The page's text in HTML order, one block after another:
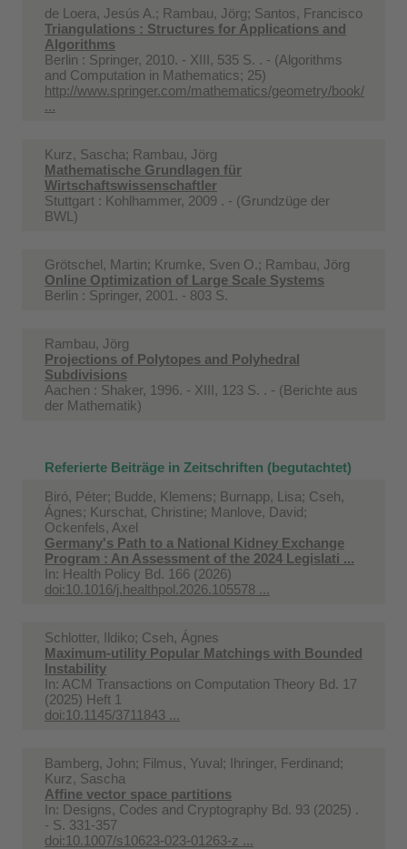
de Loera, Jesús A.; Rambau, Jörg; Santos, Francisco
Triangulations : Structures for Applications and
Algorithms
Berlin : Springer, 2010. - XIII, 535 S. . - (Algorithms
and Computation in Mathematics; 25)
http://www.springer.com/mathematics/geometry/book/
...
Kurz, Sascha; Rambau, Jörg
Mathematische Grundlagen für
Wirtschaftswissenschaftler
Stuttgart : Kohlhammer, 2009 . - (Grundzüge der
BWL)
Grötschel, Martin; Krumke, Sven O.; Rambau, Jörg
Online Optimization of Large Scale Systems
Berlin : Springer, 2001. - 803 S.
Rambau, Jörg
Projections of Polytopes and Polyhedral
Subdivisions
Aachen : Shaker, 1996. - XIII, 123 S. . - (Berichte aus
der Mathematik)
Referierte Beiträge in Zeitschriften (begutachtet)
Biró, Péter; Budde, Klemens; Burnapp, Lisa; Cseh,
Ágnes; Kurschat, Christine; Manlove, David;
Ockenfels, Axel
Germany's Path to a National Kidney Exchange
Program : An Assessment of the 2024 Legislati ...
In: Health Policy Bd. 166 (2026)
doi:10.1016/j.healthpol.2026.105578 ...
Schlotter, Ildiko; Cseh, Ágnes
Maximum-utility Popular Matchings with Bounded
Instability
In: ACM Transactions on Computation Theory Bd. 17
(2025) Heft 1
doi:10.1145/3711843 ...
Bamberg, John; Filmus, Yuval; Ihringer, Ferdinand;
Kurz, Sascha
Affine vector space partitions
In: Designs, Codes and Cryptography Bd. 93 (2025) .
- S. 331-357
doi:10.1007/s10623-023-01263-z ...